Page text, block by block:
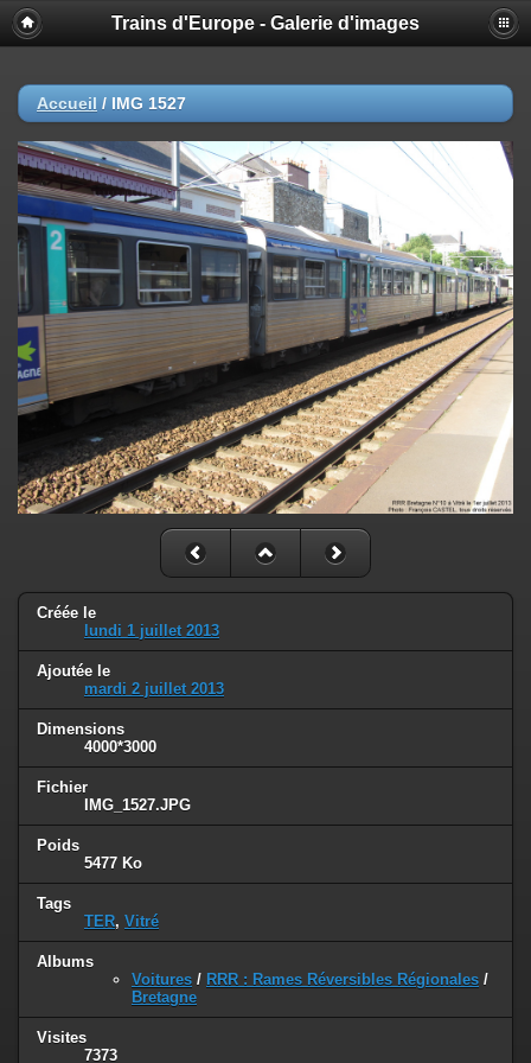
Trains d'Europe - Galerie d'images
Accueil / IMG 1527
Créée le
lundi 1 juillet 2013
Ajoutée le
mardi 2 juillet 2013
Dimensions
4000*3000
Fichier
IMG_1527.JPG
Poids
5477 Ko
Tags
TER, Vitré
Albums
Voitures / RRR : Rames Réversibles Régionales /
Bretagne
Visites
7373